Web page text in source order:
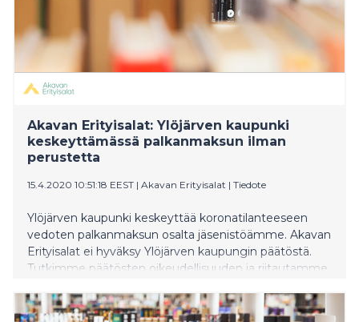
Akavan Erityisalat: Ylöjärven kaupunki
keskeyttämässä palkanmaksun ilman
perustetta
15.4.2020 10:51:18 EEST | Akavan Erityisalat | Tiedote
Ylöjärven kaupunki keskeyttää koronatilanteeseen
vedoten palkanmaksun osalta jäsenistöämme. Akavan
Erityisalat ei hyväksy Ylöjärven kaupungin päätöstä.
Tutkimme päätösten oikeudellisuuden ja riitautamme